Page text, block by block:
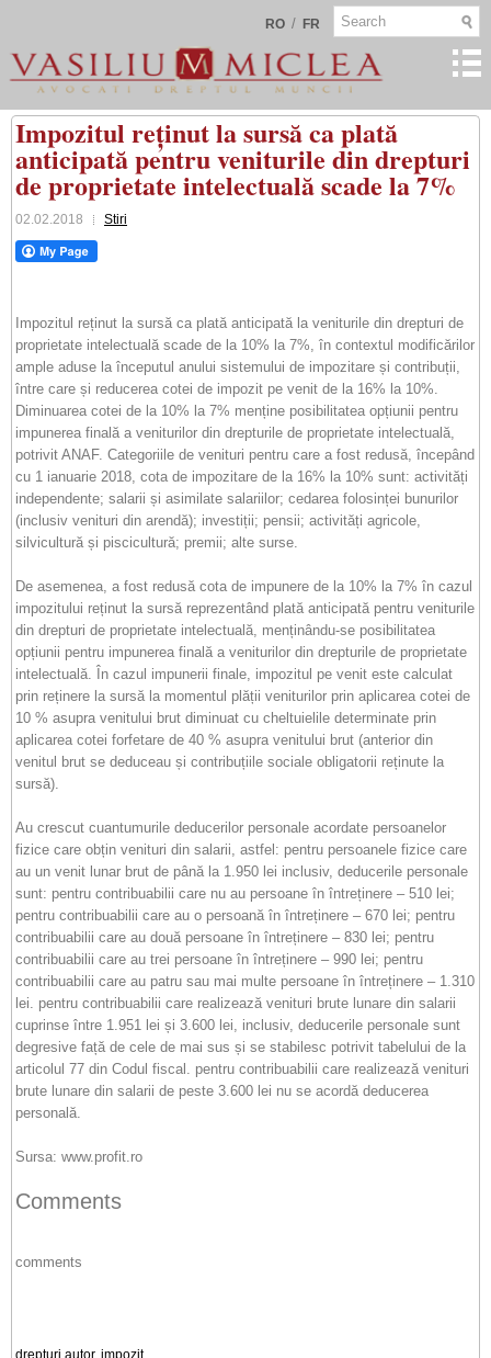
RO / FR
Impozitul reținut la sursă ca plată
anticipată pentru veniturile din drepturi
de proprietate intelectuală scade la 7%
02.02.2018 Stiri
Impozitul reținut la sursă ca plată anticipată la veniturile din drepturi de
proprietate intelectuală scade de la 10% la 7%, în contextul modificărilor
ample aduse la începutul anului sistemului de impozitare și contribuții,
între care și reducerea cotei de impozit pe venit de la 16% la 10%.
Diminuarea cotei de la 10% la 7% menține posibilitatea opțiunii pentru
impunerea finală a veniturilor din drepturile de proprietate intelectuală,
potrivit ANAF. Categoriile de venituri pentru care a fost redusă, începând
cu 1 ianuarie 2018, cota de impozitare de la 16% la 10% sunt: activități
independente; salarii și asimilate salariilor; cedarea folosinței bunurilor
(inclusiv venituri din arendă); investiții; pensii; activități agricole,
silvicultură și piscicultură; premii; alte surse.
De asemenea, a fost redusă cota de impunere de la 10% la 7% în cazul
impozitului reținut la sursă reprezentând plată anticipată pentru veniturile
din drepturi de proprietate intelectuală, menținându-se posibilitatea
opțiunii pentru impunerea finală a veniturilor din drepturile de proprietate
intelectuală. În cazul impunerii finale, impozitul pe venit este calculat
prin reținere la sursă la momentul plății veniturilor prin aplicarea cotei de
10 % asupra venitului brut diminuat cu cheltuielile determinate prin
aplicarea cotei forfetare de 40 % asupra venitului brut (anterior din
venitul brut se deduceau și contribuțiile sociale obligatorii reținute la
sursă).
Au crescut cuantumurile deducerilor personale acordate persoanelor
fizice care obțin venituri din salarii, astfel: pentru persoanele fizice care
au un venit lunar brut de până la 1.950 lei inclusiv, deducerile personale
sunt: pentru contribuabilii care nu au persoane în întreținere – 510 lei;
pentru contribuabilii care au o persoană în întreținere – 670 lei; pentru
contribuabilii care au două persoane în întreținere – 830 lei; pentru
contribuabilii care au trei persoane în întreținere – 990 lei; pentru
contribuabilii care au patru sau mai multe persoane în întreținere – 1.310
lei. pentru contribuabilii care realizează venituri brute lunare din salarii
cuprinse între 1.951 lei și 3.600 lei, inclusiv, deducerile personale sunt
degresive față de cele de mai sus și se stabilesc potrivit tabelului de la
articolul 77 din Codul fiscal. pentru contribuabilii care realizează venituri
brute lunare din salarii de peste 3.600 lei nu se acordă deducerea
personală.
Sursa: www.profit.ro
Comments
comments
drepturi autor, impozit